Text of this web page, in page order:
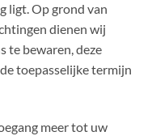
ligt. Op grond van
dienen wij
te bewaren, deze
toepasselijke termijn
meer tot uw